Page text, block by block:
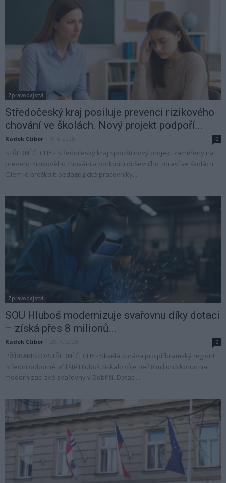
Zpravodajství
Středočeský kraj posiluje prevenci rizikového
chování ve školách. Nový projekt podpoří...
Radek Ctibor 0
STŘEDNÍ ČECHY - Středočeský kraj spouští nový projekt zaměřený na
prevenci rizikového chování a podporu duševního zdraví ve školách.
Cílem je proškolit pedagogické pracovníky...
Zpravodajství
SOU Hluboš modernizuje svařovnu díky dotaci
– získá přes 8 milionů...
Radek Ctibor 0
PŘÍBRAMSKO/STŘEDNÍ ČECHY - Skvělá zpráva pro příbramský region!
Střední odborné učiliště Hluboš získalo více než 8 milionů korun na
modernizaci své svařovny v Dobříši. Dotaci...